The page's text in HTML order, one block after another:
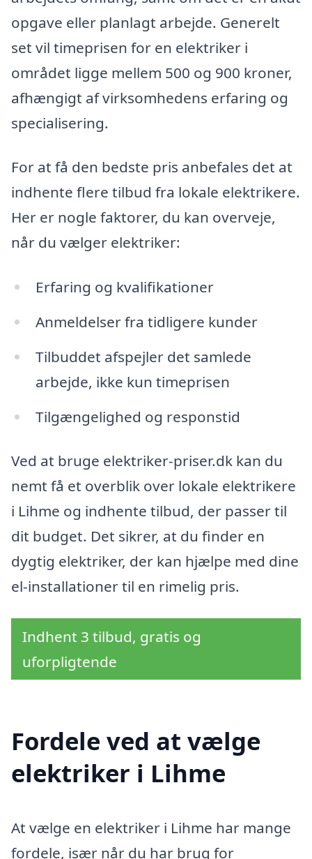
opgave eller planlagt arbejde. Generelt
set vil timeprisen for en elektriker i
området ligge mellem 500 og 900 kroner,
afhængigt af virksomhedens erfaring og
specialisering.
For at få den bedste pris anbefales det at
indhente flere tilbud fra lokale elektrikere.
Her er nogle faktorer, du kan overveje,
når du vælger elektriker:
Erfaring og kvalifikationer
Anmeldelser fra tidligere kunder
Tilbuddet afspejler det samlede
arbejde, ikke kun timeprisen
Tilgængelighed og responstid
Ved at bruge elektriker-priser.dk kan du
nemt få et overblik over lokale elektrikere
i Lihme og indhente tilbud, der passer til
dit budget. Det sikrer, at du finder en
dygtig elektriker, der kan hjælpe med dine
el-installationer til en rimelig pris.
Indhent 3 tilbud, gratis og
uforpligtende
Fordele ved at vælge
elektriker i Lihme
At vælge en elektriker i Lihme har mange
fordele, især når du har brug for